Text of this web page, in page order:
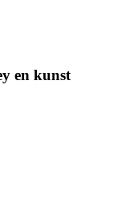
en kunst